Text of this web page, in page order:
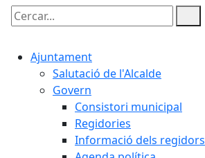
Cercar:
Ajuntament
Salutació de l'Alcalde
Govern
Consistori municipal
Regidories
Informació dels regidors